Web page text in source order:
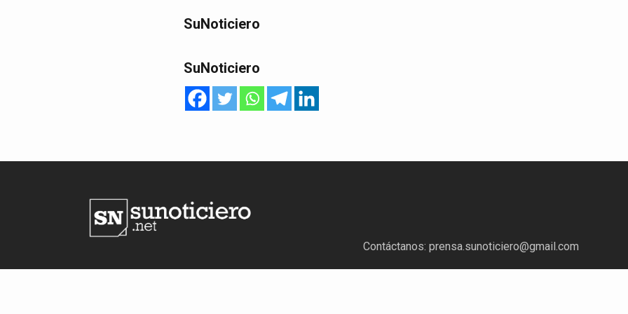
SuNoticiero
SuNoticiero
Contáctanos: prensa.sunoticiero@gmail.com